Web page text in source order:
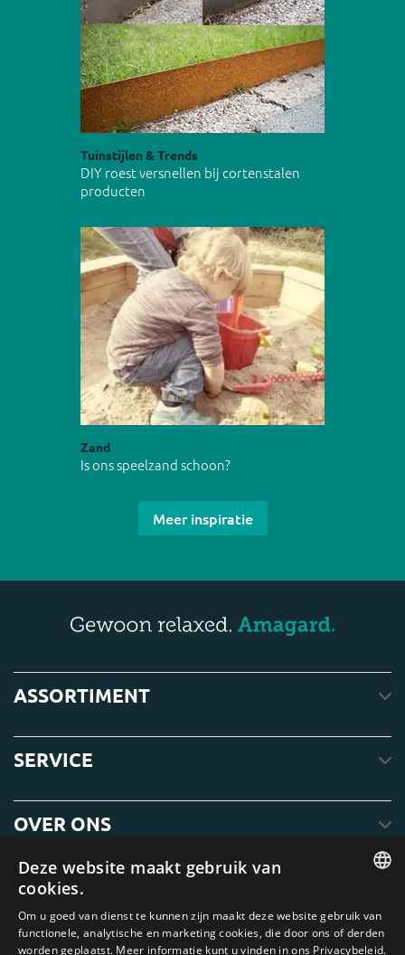
Tuinstijlen & Trends
DIY roest versnellen bij cortenstalen
producten
Zand
Is ons speelzand schoon?
Meer inspiratie
ASSORTIMENT
SERVICE
OVER ONS
DUTCH
Deze website maakt gebruik van
cookies.
Om u goed van dienst te kunnen zijn maakt deze website gebruik van
functionele, analytische en marketing cookies, die door ons of derden
worden geplaatst. Meer informatie kunt u vinden in ons Privacybeleid.